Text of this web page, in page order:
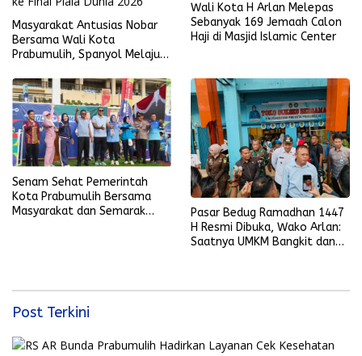
Masyarakat Antusias Nobar
Bersama Wali Kota
Prabumulih, Spanyol Melaju
Wali Kota H Arlan Melepas
Sebanyak 169 Jemaah Calon
Haji di Masjid Islamic Center
Senam Sehat Pemerintah
Kota Prabumulih Bersama
Masyarakat dan Semarak
Pasar Bedug Ramadhan 1447
H Resmi Dibuka, Wako Arlan:
Saatnya UMKM Bangkit dan
Post Terkini